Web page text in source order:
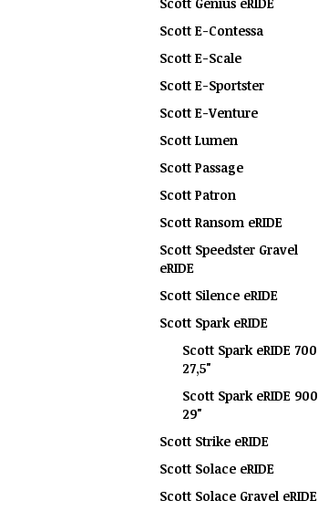
Scott E-Contessa
Scott E-Scale
Scott E-Sportster
Scott E-Venture
Scott Lumen
Scott Passage
Scott Patron
Scott Ransom eRIDE
Scott Speedster Gravel
eRIDE
Scott Silence eRIDE
Scott Spark eRIDE
Scott Spark eRIDE 700
27,5"
Scott Spark eRIDE 900
29"
Scott Strike eRIDE
Scott Solace eRIDE
Scott Solace Gravel eRIDE